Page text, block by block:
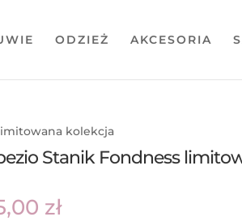
ODZIEŻ AKCESORIA
kolekcja
Stanik Fondness
zł